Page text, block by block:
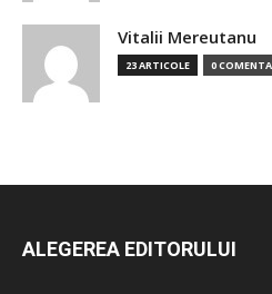
Vitalii Mereutanu
23 ARTICOLE 0
ALEGEREA EDITORULUI